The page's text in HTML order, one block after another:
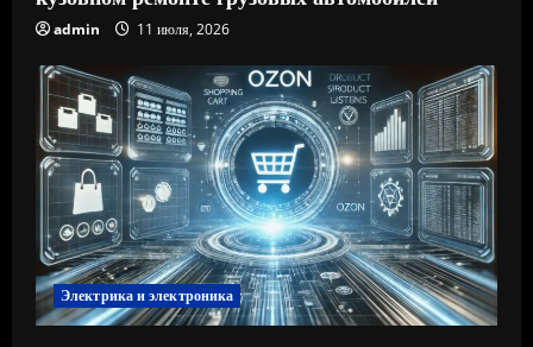
admin 11 июля, 2026
Электрика и электроника